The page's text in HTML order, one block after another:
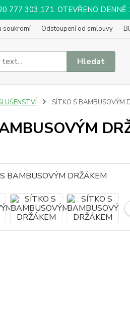
777 303 171. OTEVŘENO
soukromí Odstoupení od smlouvy
Hledat
SÍTKO S BAMBUSOVÝM